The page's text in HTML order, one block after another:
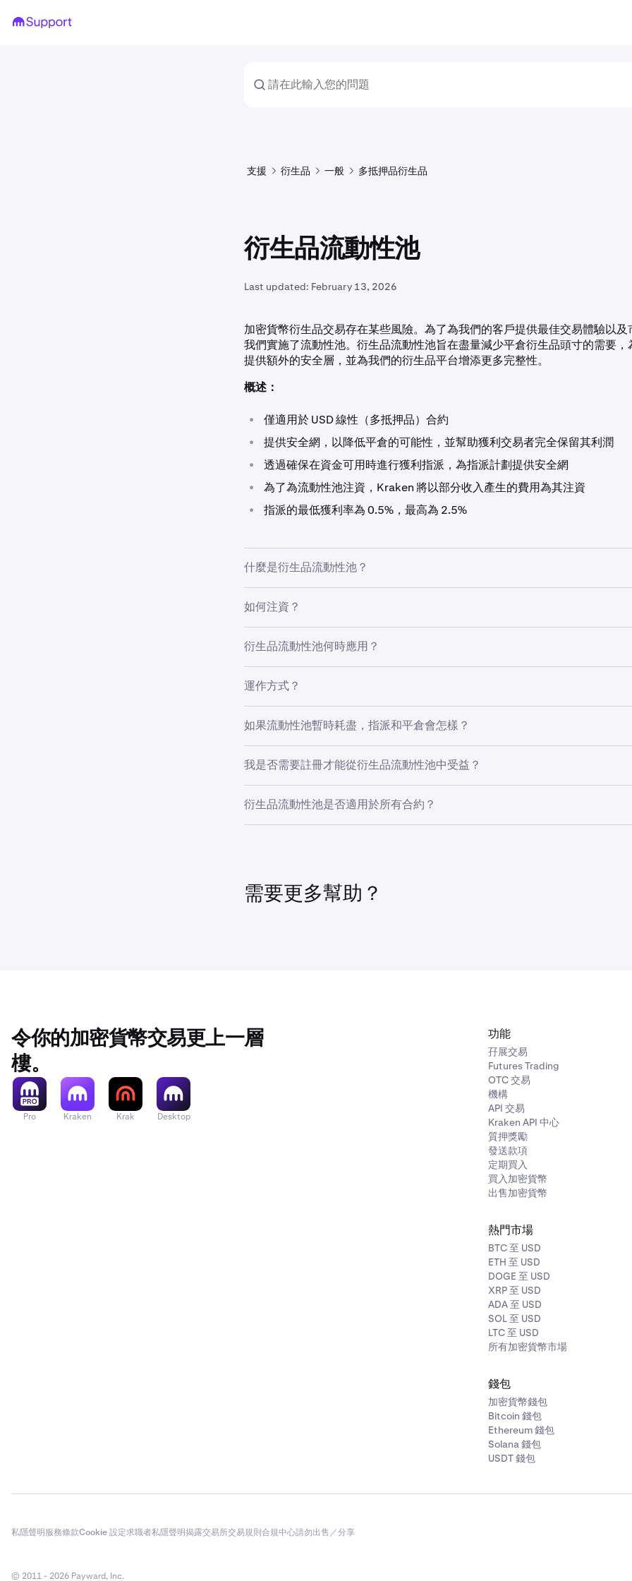
支援 衍生品 一般 多抵押品衍生品
衍生品流動性池
Last updated: February 13, 2026
加密貨幣衍生品交易存在某些風險。為了為我們的客戶提供最佳交易體驗以及
我們實施了流動性池。衍生品流動性池旨在盡量減少平倉衍生品頭寸的需要，
提供額外的安全層，並為我們的衍生品平台增添更多完整性。
概述：
• 僅適用於 USD 線性（多抵押品）合約
• 提供安全網，以降低平倉的可能性，並幫助獲利交易者完全保留其利潤
• 透過確保在資金可用時進行獲利指派，為指派計劃提供安全網
• 為了為流動性池注資，Kraken 將以部分收入產生的費用為其注資
• 指派的最低獲利率為 0.5%，最高為 2.5%
什麼是衍生品流動性池？
流動性池是 Kraken 的資金池，預留以支援我們的
面清算和指派。
如何注資？
我們使用 Kraken 收入的一部分為流動性池注資。我們保留自行決定何時以及
改善用戶交易體驗和市場穩定的權利。我們也可能隨時終止流動性池。
衍生品流動性池何時應用？
雖然我們保留自行決定何時動用池中資金的權利，但我們的方法通常如下：
指派- 為了為指派計劃增添更多穩定性，流動性池有助於維持指派成交的最低
指派成交的最低獲利率為 0.5%，最高為 2.5%。這有利於指派計劃流動性提供
有擔保清算- 在平倉發生之前，流動性池可用於彌補零權益價格與訂單簿中最
之間的差額。訂單簿中有擔保的清算成交，如果其價格低於零權益價格，將改
運作方式？
指派
客戶 B 在 PF_ETHUSD 合約中持有 20 ETH 頭寸，該頭寸已被清算，其中 5
訂單簿中清算。假設 PF_ETHUSD 的標記價格為 2,000，頭寸的零權益價格為
為了達到流動性提供者 1% 的最低獲利率，將使用流動性池來彌補差額。
有擔保清算
如果流動性池暫時耗盡，指派和平倉會怎樣？
指派- 如果在指派時池中沒有可用資金，則成交價格將預設為零權益價格。
平倉- 如果池中沒有可用資金且沒有指派計劃流動性，則剩餘頭寸將按照權益
說明進行平倉。
我是否需要註冊才能從衍生品流動性池中受益？
不，衍生品流動性池並非旨在提供個人利益，而是普遍用於透過提供更好的交
的市場穩定性來造福所有交易者。我們打算使用這些資金來支援我們的 USD 線
的權益保護流程。
衍生品流動性池是否適用於所有合約？
需要更多幫助？
令你的加密貨幣交易更上一層
樓。
Pro Kraken Krak Desktop
功能
孖展交易
Futures Trading
OTC 交易
機構
API 交易
Kraken API 中心
質押獎勵
發送款項
定期買入
買入加密貨幣
出售加密貨幣
熱門市場
BTC 至 USD
ETH 至 USD
DOGE 至 USD
XRP 至 USD
ADA 至 USD
SOL 至 USD
LTC 至 USD
所有加密貨幣市場
錢包
加密貨幣錢包
Bitcoin 錢包
Ethereum 錢包
Solana 錢包
USDT 錢包
私隱聲明服務條款Cookie 設定求職者私隱聲明揭露交易所交易規則合規中心請勿出售／分享
© 2011 - 2026 Payward, Inc.